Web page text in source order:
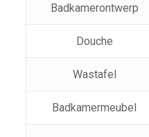
Badkamerontwerp
Douche
Wastafel
Badkamermeubel